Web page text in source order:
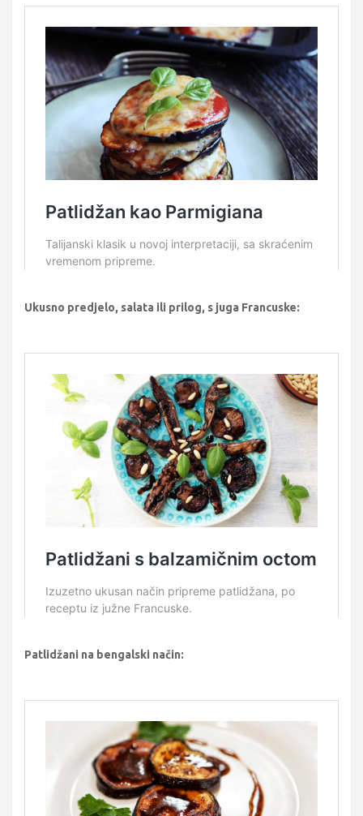
Ukusno predjelo, salata ili prilog, s juga Francuske:
Patlidžani na bengalski način: